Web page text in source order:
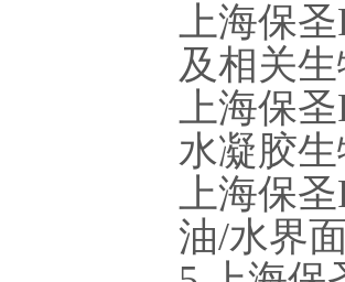
上海保
及相关
上海保
水凝胶
上海保
油/水界